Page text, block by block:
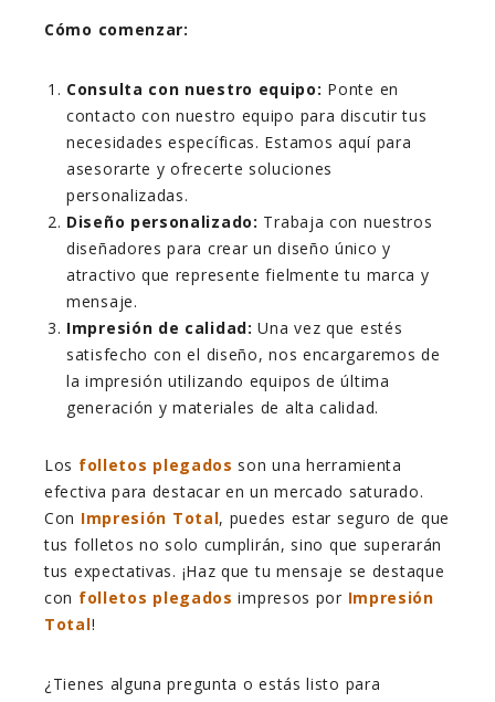
Cómo comenzar:
Consulta con nuestro equipo: Ponte en
contacto con nuestro equipo para discutir tus
necesidades específicas. Estamos aquí para
asesorarte y ofrecerte soluciones
personalizadas.
Diseño personalizado: Trabaja con nuestros
diseñadores para crear un diseño único y
atractivo que represente fielmente tu marca y
mensaje.
Impresión de calidad: Una vez que estés
satisfecho con el diseño, nos encargaremos de
la impresión utilizando equipos de última
generación y materiales de alta calidad.
Los folletos plegados son una herramienta
efectiva para destacar en un mercado saturado.
Con Impresión Total, puedes estar seguro de que
tus folletos no solo cumplirán, sino que superarán
tus expectativas. ¡Haz que tu mensaje se destaque
con folletos plegados impresos por Impresión
Total!
¿Tienes alguna pregunta o estás listo para